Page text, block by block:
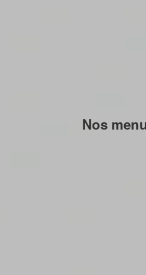
Nos